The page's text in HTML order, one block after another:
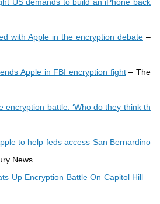
US demands to build an iPhone back
with Apple in the encryption debate –
Apple in FBI encryption fight– The
encryption battle: ‘Who do they think th
to help feds access San Bernardino
News
Up Encryption Battle On Capitol Hill –